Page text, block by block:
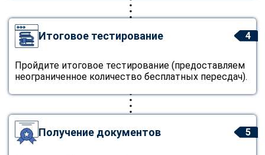
4
Итоговое тестирование
Пройдите итоговое тестирование (предоставляем
неограниченное количество бесплатных пересдач).
5
Получение документов